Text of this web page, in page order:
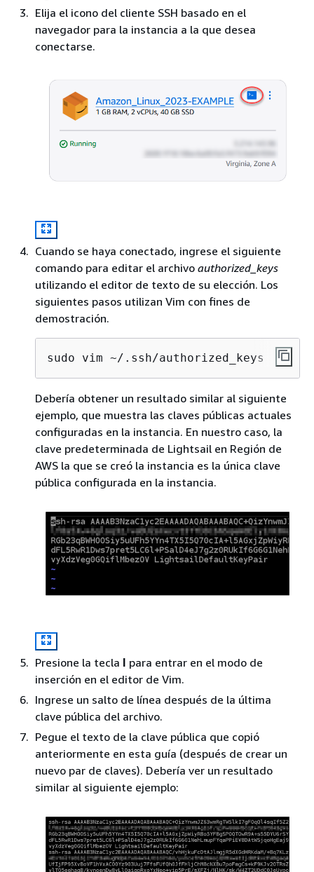
Elija el icono del cliente SSH basado en el
navegador para la instancia a la que desea
conectarse.
Cuando se haya conectado, ingrese el siguiente
comando para editar el archivo authorized_keys
utilizando el editor de texto de su elección. Los
siguientes pasos utilizan Vim con fines de
demostración.
sudo vim ~/.ssh/authorized_keys
Debería obtener un resultado similar al siguiente
ejemplo, que muestra las claves públicas actuales
configuradas en la instancia. En nuestro caso, la
clave predeterminada de Lightsail en Región de
AWS la que se creó la instancia es la única clave
pública configurada en la instancia.
Presione la tecla I para entrar en el modo de
inserción en el editor de Vim.
Ingrese un salto de línea después de la última
clave pública del archivo.
Pegue el texto de la clave pública que copió
anteriormente en esta guía (después de crear un
nuevo par de claves). Debería ver un resultado
similar al siguiente ejemplo: